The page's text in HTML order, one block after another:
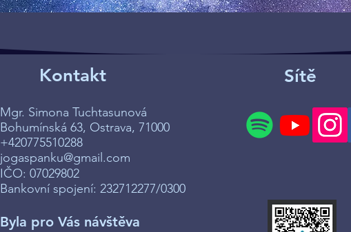
Kontakt
Mgr. Simona Tuchtasunová
Bohumínská 63, Ostrava, 71000
+420775510288
jogaspanku@gmail.com
IČO: 07029802
Bankovní spojení: 232712277/0300
Byla pro Vás návštěva
Sítě